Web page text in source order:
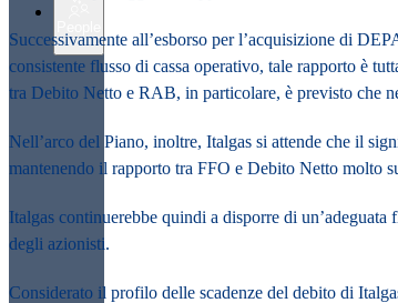
Successivamente all’esborso perl’acquisizione di
consistente flusso di cassa operativo, tale rapporto è
tra Debito Netto e RAB, in particolare, è previsto che
Nell’arco del Piano, inoltre, Italgas si attende che il
mantenendo il rapporto tra FFO e Debito Netto molto
Italgas continuerebbe quindi a disporre di un’adeguata
degli azionisti.
Considerato il profilo delle scadenze del debito di